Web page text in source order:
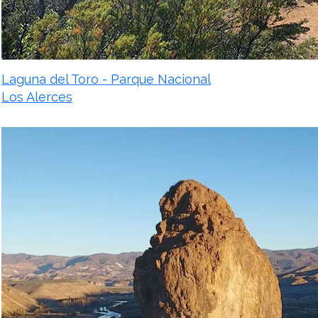
Laguna del Toro - Parque Nacional
Los Alerces